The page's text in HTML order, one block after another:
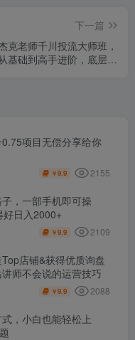
下一篇
克老师千川投流大师班，
从基础到高手进阶，底层逻
项目无偿分享给你
￥9.9 2155
，一部手机即可操
日入2000+
￥9.9 2109
Top店铺&获得优质询盘
师不会说的运营技巧
￥9.9 2088
，小白也能轻松上